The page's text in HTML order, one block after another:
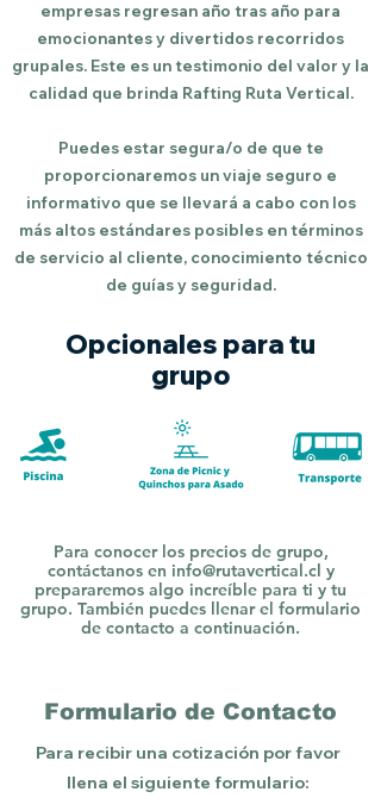
empresas regresan año tras año para
emocionantes y divertidos recorridos
grupales. Este es un testimonio del valor y la
calidad que brinda Rafting Ruta Vertical.
Puedes estar segura/o de que te
proporcionaremos un viaje seguro e
informativo que se llevará a cabo con los
más altos estándares posibles en términos
de servicio al cliente, conocimiento técnico
de guías y seguridad.
Opcionales para tu
grupo
Para conocer los precios de grupo,
contáctanos en info@rutavertical.cl y
prepararemos algo increíble para ti y tu
grupo. También puedes llenar el formulario
de contacto a continuación.
Formulario de Contacto
Para recibir una cotización por favor
llena el siguiente formulario: